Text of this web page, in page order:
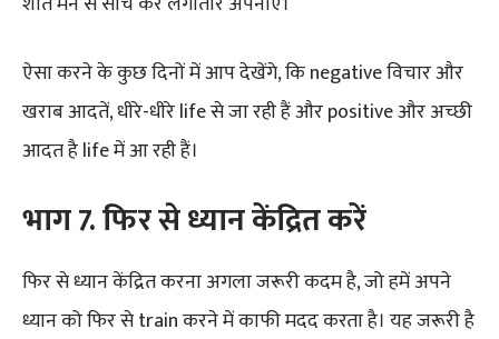
ऐसा करने के कुछ दिनों में आप देखेंगे, कि negative विचार और
खराब आदतें, धीरे-धीरे life से जा रही हैं और positive और अच्छी
आदत है life में आ रही हैं।
भाग7.फिर से ध्यान केंद्रित करें
फिर से ध्यान केंद्रित करना अगला जरूरी कदम है, जो हमें अपने
ध्यान को फिर से train करने में काफी मदद करता है। यह जरूरी है